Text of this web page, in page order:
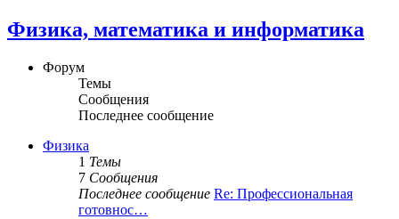
Физика, математика и информатика
Форум
Темы
Сообщения
Последнее сообщение
Физика
1 Темы
7 Сообщения
Последнее сообщение Re: Профессиональная
готовнос…